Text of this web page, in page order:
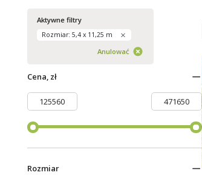
Aktywne filtry
Rozmiar: 5,4 x 11,25 m
Anulować
Cena, zł
Rozmiar